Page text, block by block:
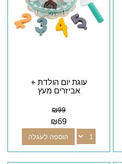
עוגת יום הולדת +
אביזרים מעץ
₪99
₪69
הוספה לעגלה